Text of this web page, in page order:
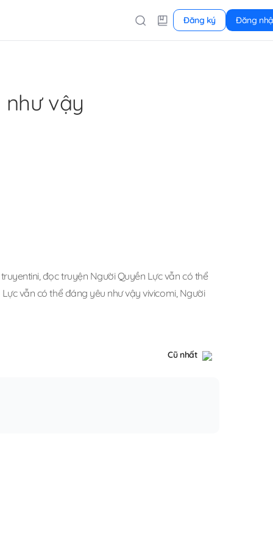
Đăng ký Đăng
vậy
,đọc truyện Người Quyền Lực vẫn có thể
vẫn có thể đáng yêu như vậy vivicomi, Người
Cũ nhất